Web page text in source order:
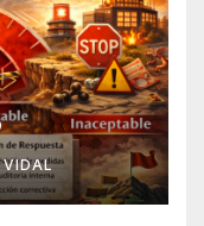
VIDAL